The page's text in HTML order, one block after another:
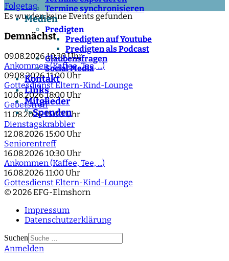
Termine synchronisieren
Medien
Predigten
Predigten auf Youtube
Predigten als Podcast
Glaubensfragen
Social Media
Kontakt
Links
Mitglieder
">Spenden
Folgetag
Es wurden keine Events gefunden
Demnächst
09.08.2026 10:30 Uhr
Ankommen (Kaffee, Tee, ...)
09.08.2026 11:00 Uhr
Gottesdienst Eltern-Kind-Lounge
10.08.2026 18:00 Uhr
Gebetstreff
11.08.2026 15:00 Uhr
Dienstagskrabbler
12.08.2026 15:00 Uhr
Seniorentreff
16.08.2026 10:30 Uhr
Ankommen (Kaffee, Tee, ...)
16.08.2026 11:00 Uhr
Gottesdienst Eltern-Kind-Lounge
© 2026 EFG-Elmshorn
Impressum
Datenschutzerklärung
Suchen
Type 2 or more
Anmelden